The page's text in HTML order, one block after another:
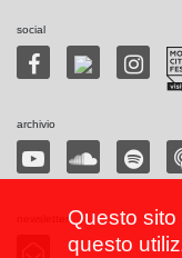
social
archivio
Questo sito
questo